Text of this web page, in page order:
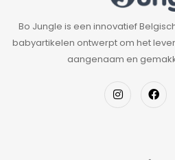
Bo Jungle is een innovatief
babyartikelen ontwerpt om het
aangenaam en